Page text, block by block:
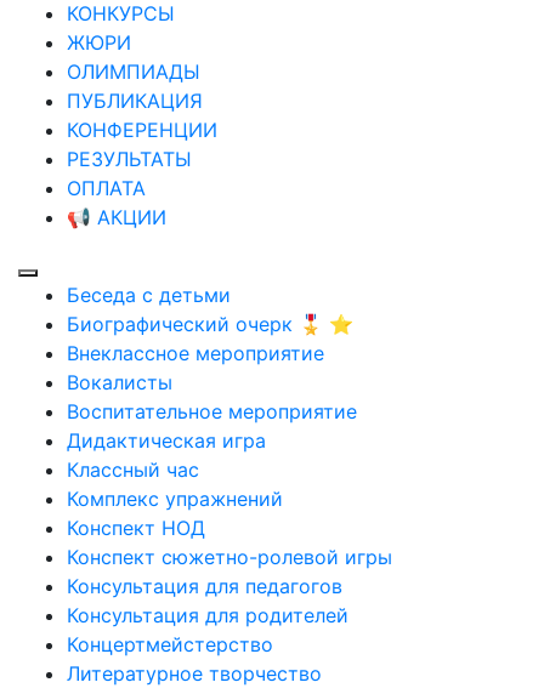
КОНКУРСЫ
ЖЮРИ
ОЛИМПИАДЫ
ПУБЛИКАЦИЯ
КОНФЕРЕНЦИИ
РЕЗУЛЬТАТЫ
ОПЛАТА
📢 АКЦИИ
Беседа с детьми
Биографический очерк 🎖️ ⭐
Внеклассное мероприятие
Вокалисты
Воспитательное мероприятие
Дидактическая игра
Классный час
Комплекс упражнений
Конспект НОД
Конспект сюжетно-ролевой игры
Консультация для педагогов
Консультация для родителей
Концертмейстерство
Литературное творчество